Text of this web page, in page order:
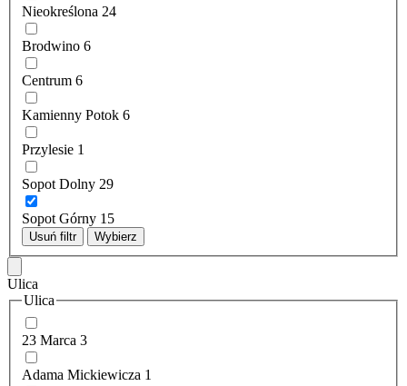
Nieokreślona 24
Brodwino 6
Centrum 6
Kamienny Potok 6
Przylesie 1
Sopot Dolny 29
Sopot Górny 15
Usuń filtr Wybierz
Ulica
Ulica
23 Marca 3
Adama Mickiewicza 1